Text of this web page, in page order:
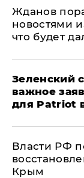
Жданов
новостями
что будет
Зеленский
важное
для Patriot
Власти РФ
Крым